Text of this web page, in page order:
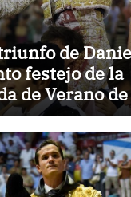
de
festejo de la
de Verano